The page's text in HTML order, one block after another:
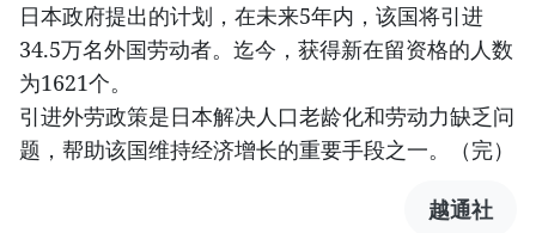
日本政府提出的计划，在未来5年内，该国将引进
34.5万名外国劳动者。迄今，获得新在留资格的人数
为1621个。
引进外劳政策是日本解决人口老龄化和劳动力缺乏问
题，帮助该国维持经济增长的重要手段之一。（完）
越通社